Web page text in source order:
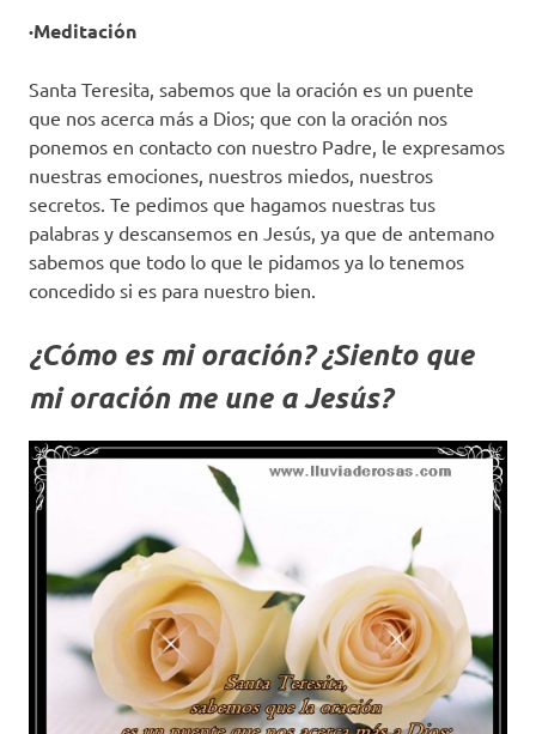
·Meditación
Santa Teresita, sabemos que la oración es un puente
que nos acerca más a Dios; que con la oración nos
ponemos en contacto con nuestro Padre, le expresamos
nuestras emociones, nuestros miedos, nuestros
secretos. Te pedimos que hagamos nuestras tus
palabras y descansemos en Jesús, ya que de antemano
sabemos que todo lo que le pidamos ya lo tenemos
concedido si es para nuestro bien.
¿Cómo es mi oración? ¿Siento que
mi oración me une a Jesús?